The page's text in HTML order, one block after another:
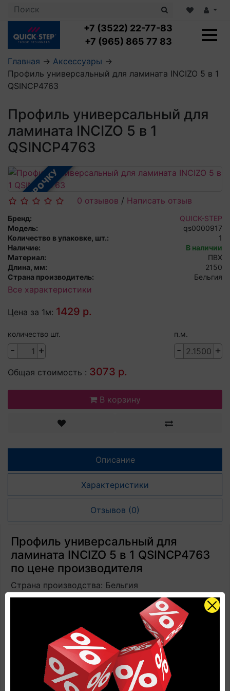
+7 (3522) 22-77-83
+7 (965) 865 77 83
Ламинат с укладкой
Влагостойкий ламинат
Посмотреть все категории
LOC FLOOR FANCY
LOC FLOOR ARCTIC
Посмотреть все категории
Кварцвиниловая плитка с укладкой
Клеевая кварцвиниловая плитка
Виниловый ламинат
Посмотреть все категории
Плинтус
Профили для ступеней
Подложка
Пороги
Аксессуары для напольных покрытий
Посмотреть все категории
Посмотреть все категории
Главная → Аксессуары →
Профиль универсальный для ламината INCIZO 5 в 1
QSINCP4763
Профиль универсальный для
ламината INCIZO 5 в 1
QSINCP4763
В РАССРОЧКУ 0 отзывов / Написать отзыв
Бренд:
QUICK-STEP
Модель:
qs0000917
Количество в упаковке, шт.:
1
Наличие:
В наличии
Материал:
ПВХ
Длина, мм:
2150
Страна производитель:
Бельгия
Все характеристики
Цена за 1м: 1429 р.
количество шт.
- +
п.м.
- +
Общая стоимость : 3073 р.
В корзину
Описание
Характеристики
Отзывов (0)
Профиль универсальный для
ламината INCIZO 5 в 1 QSINCP4763
по цене производителя
Страна производства: Бельгия
Завод производителя: UNILIN (Бельгия)
Размеры: 2150 мм х 48 мм х 13 мм
Количество в упаковке: 1 профиль + 1
направляющая + 1 нож
Замковая система: установка на жидкие гвозди и
направляющие
Прогнозируемый срок службы: до 25 лет в